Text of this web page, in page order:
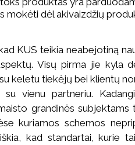
mokėti dėl akivaizdžių
KUS teikia neabejotiną
Visų pirma jie kyla
keletu tiekėjų bei klientų
vienu partneriu.
grandinės
kuriamos schemos
kad standartai, kurie